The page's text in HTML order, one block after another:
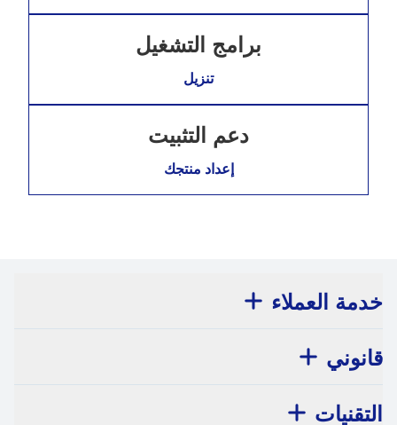
برامج التشغيل
تنزيل
دعم التثبيت
إعداد منتجك
خدمة العملاء
قانوني
التقنيات